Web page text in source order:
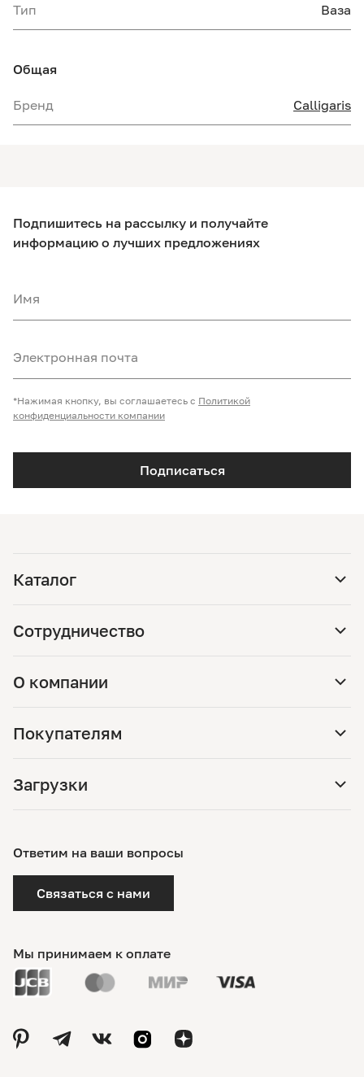
Тип Ваза
Общая
Бренд Calligaris
Подпишитесь на рассылку и получайте
информацию о лучших предложениях
Имя
Электронная почта
Подписаться
*Нажимая кнопку, вы соглашаетесь с Политикой
конфиденциальности компании
Каталог
Сотрудничество
О компании
Покупателям
Загрузки
Мы принимаем к оплате
Ответим на ваши вопросы
Связаться с нами